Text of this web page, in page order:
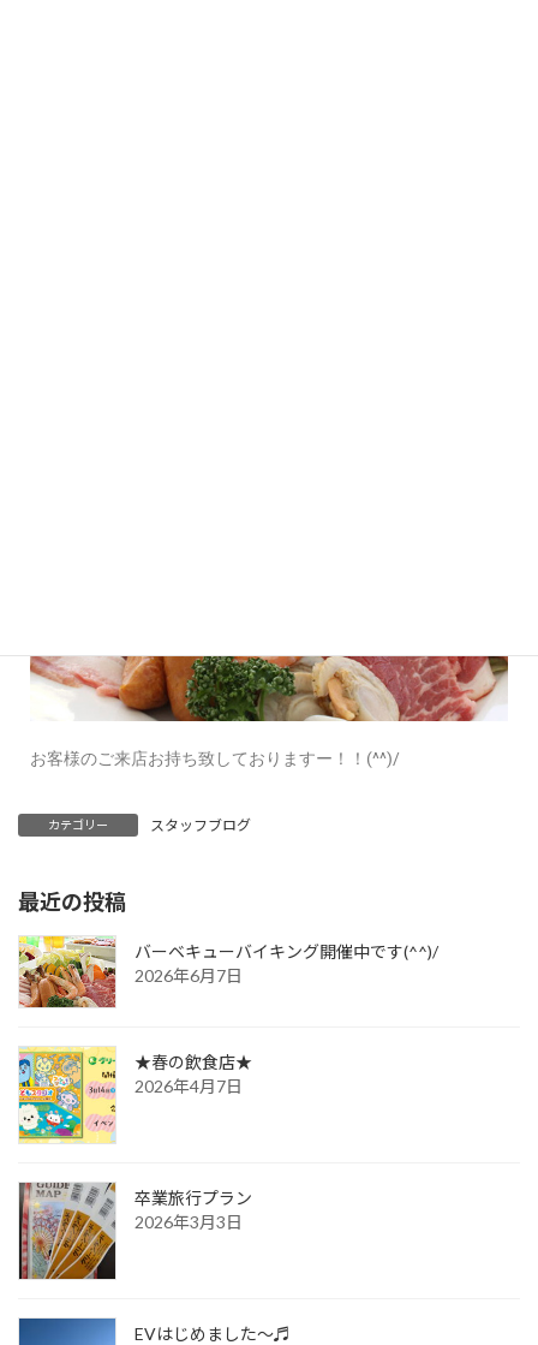
お客様のご来店お持ち致しておりますー！！(^^)/
カテゴリー スタッフブログ
最近の投稿
バーベキューバイキング開催中です(^^)/
2026年6月7日
★春の飲食店★
2026年4月7日
卒業旅行プラン
2026年3月3日
EVはじめました～♬